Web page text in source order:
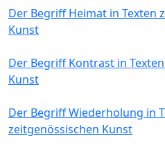
Der Begriff Heimat in Texten
Kunst
Der Begriff Kontrast in
Kunst
Der Begriff Wiederholung in
zeitgenössischen Kunst